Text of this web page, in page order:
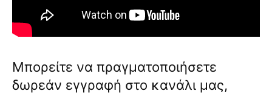
Μπορείτε να πραγματοποιήσετε
δωρεάν εγγραφή στο κανάλι μας,